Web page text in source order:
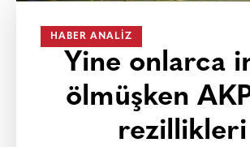
HABER ANALIZ
Yine onlarca
ölmüşken
rezillikleri